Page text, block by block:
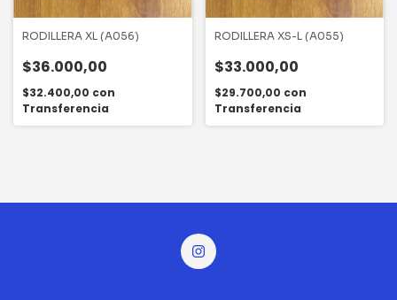
RODILLERA XL (A056)
$36.000,00
$32.400,00 con
Transferencia
RODILLERA XS-L (A055)
$33.000,00
$29.700,00 con
Transferencia